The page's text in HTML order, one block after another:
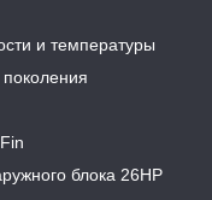
и температуры
блока 26HP